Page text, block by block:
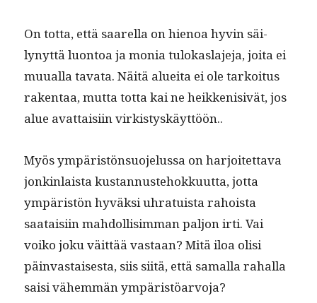
On tot­ta, että saarel­la on hienoa hyvin säi­
lynyt­tä luon­toa ja monia tulokasla­je­ja, joi­ta ei
muual­la tava­ta. Näitä aluei­ta ei ole tarkoi­tus
rak­en­taa, mut­ta tot­ta kai ne heikkeni­sivät, jos
alue avat­taisi­in virk­istyskäyt­töön..
Myös ympäristön­suo­jelus­sa on har­joitet­ta­va
jonkin­laista kus­tan­nuste­hokku­ut­ta, jot­ta
ympäristön hyväk­si uhra­tu­ista rahoista
saataisi­in mah­dol­lisim­man paljon irti. Vai
voiko joku väit­tää vas­taan? Mitä iloa olisi
päin­vas­tais­es­ta, siis siitä, että samal­la rahal­la
saisi vähem­män ympäristöarvoja?